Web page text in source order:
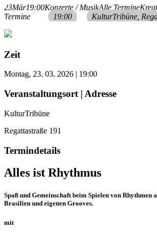
23Mär19:00Konzerte / MusikAlle Termine
Termine
19:00 KulturTribüne ,
Zeit
Montag, 23. 03. 2026 | 19:00
Veranstaltungsort | Adresse
KulturTribüne
Regattastraße 191
Termindetails
Alles ist Rhythmus
Spaß und Gemeinschaft beim Spielen von Rhythmen
Brasilien und eigenen Grooves.
mit